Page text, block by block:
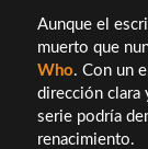
Aunque el
muerto que
Who. Con un
dirección clara
serie podría
renacimiento.